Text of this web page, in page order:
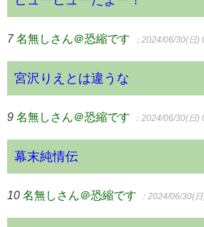
7 名無しさん＠恐縮です ：2024/06/30(日)
宮沢りえとは違うな
9 名無しさん＠恐縮です ：2024/06/30(日)
幕末純情伝
10 名無しさん＠恐縮です ：2024/06/30(